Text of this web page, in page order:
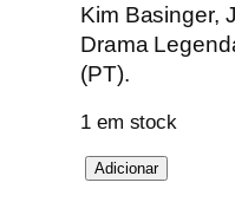
Kim Basinger,
Drama
(PT).
1 em stock
QAdicionar